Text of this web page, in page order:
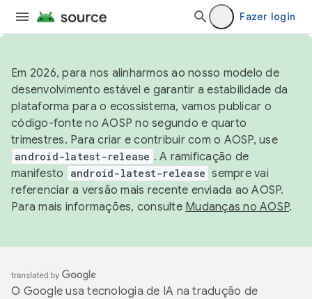
Fazer login
Em 2026, para nos alinharmos ao nosso modelo de
desenvolvimento estável e garantir a estabilidade da
plataforma para o ecossistema, vamos publicar o
código-fonte no AOSP no segundo e quarto
trimestres. Para criar e contribuir com o AOSP, use
android-latest-release . A ramificação de
manifesto
android-latest-release sempre vai
referenciar a versão mais recente enviada ao AOSP.
Para mais informações, consulte Mudanças no AOSP.
O Google usa tecnologia de IA na tradução de